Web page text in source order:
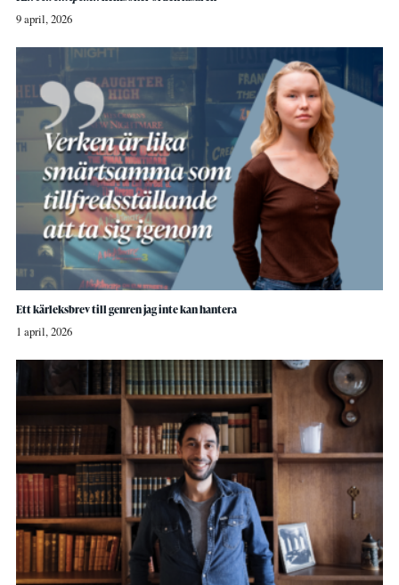
9 april, 2026
Ett kärleksbrev till genren jag inte kan hantera
1 april, 2026